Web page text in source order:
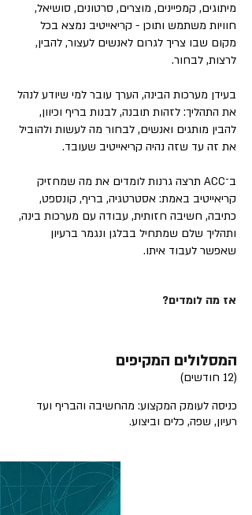
מיתוגים, קמפיינים, מוצרים, סרטונים, סושיאל,
חוויות משתמש ותוכן - קריאייטיב נמצא בכל
מקום שבו צריך לגרום לאנשים לעצור, להבין,
לרצות, לבחור.
בעידן מערכות הבינה, הערך עובר למי שיודע לנהל
את התהליך: לזהות תובנה, לבנות בריף וכיוון,
להבין מותגים ואנשים, לבחור מה לעשות ולהוביל
את זה עד שזה נהיה קריאייטיב שעובד.
ב־ACC תרצה גרנות לומדים את מה שמחזיק
קריאייטיב באמת: אסטרטגיה, בריף, קונספט,
כתיבה, חשיבה חזותית, עבודה עם מערכות בינה,
ותהליך שלם שמתחיל בבלגן ונגמר ברעיון
שאפשר לעבוד איתו.
אז מה לומדים?
המסלולים המקיפים
(12 חודשים)
כניסה לעומק המקצוע: מהחשיבה והבריף ועד
רעיון, שפה, כלים וביצוע.